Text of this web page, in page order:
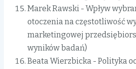
Marek Rawski - Wpływ
otoczenia na częstotliwość
marketingowej
wyników badań)
Beata Wierzbicka - Polityka